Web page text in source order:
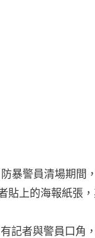
防暴警員清場期間
貼上的海報紙張
有記者與警員口角